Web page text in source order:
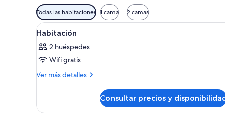
Filtros
disponibles
para
habitaciones
Todas las habitaciones 1 cama 2 camas
Abrir
todas
las
fotos
de
Una habitación de hotel con
4
Habitación
2 huéspedes
Wifi gratis
Ver más detalles
Más
Consultar precios y